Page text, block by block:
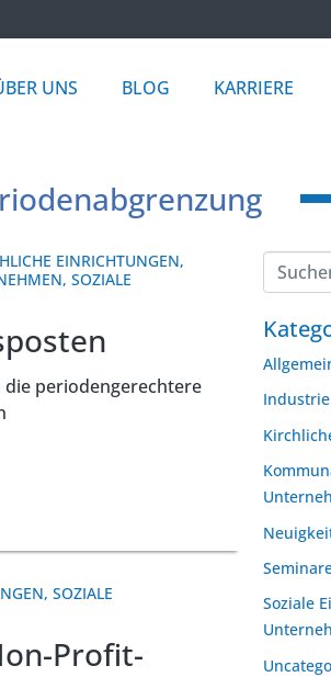
UNS BLOG KARRIERE
EINRICHTUNGEN,
,SOZIALE
periodengerechtere
,SOZIALE
Profit-
Soziale